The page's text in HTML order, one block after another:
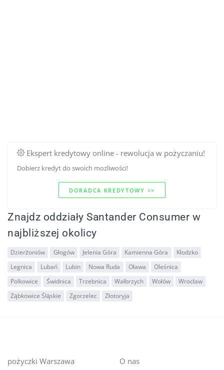
Ekspert kredytowy online - rewolucja w pożyczaniu!
Dobierz kredyt do swoich mozliwości!
DORADCA KREDYTOWY >>
Znajdz oddziały Santander Consumer w
najbliższej okolicy
Dzierżoniów Głogów Jelenia Góra Kamienna Góra
Kłodzko
Legnica
Lubań Lubin Nowa Ruda Oława
Oleśnica
Polkowice
Świdnica Trzebnica Wałbrzych Wołów
Wrocław
Ząbkowice Śląskie
Zgorzelec Złotoryja
pożyczki Warszawa
O nas